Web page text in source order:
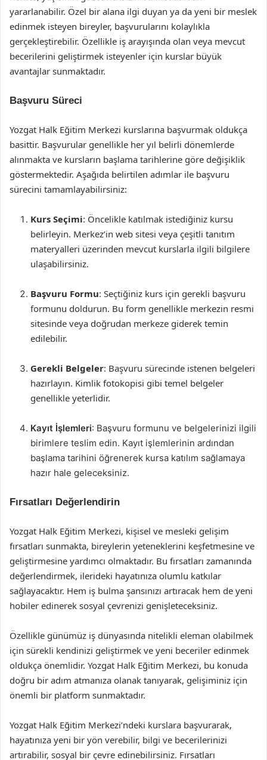
yararlanabilir. Özel bir alana ilgi duyan ya da yeni bir meslek
edinmek isteyen bireyler, başvurularını kolaylıkla
gerçekleştirebilir. Özellikle iş arayışında olan veya mevcut
becerilerini geliştirmek isteyenler için kurslar büyük
avantajlar sunmaktadır.
Başvuru Süreci
Yozgat Halk Eğitim Merkezi kurslarına başvurmak oldukça
basittir. Başvurular genellikle her yıl belirli dönemlerde
alınmakta ve kursların başlama tarihlerine göre değişiklik
göstermektedir. Aşağıda belirtilen adımlar ile başvuru
sürecini tamamlayabilirsiniz:
Kurs Seçimi: Öncelikle katılmak istediğiniz kursu
belirleyin. Merkez’in web sitesi veya çeşitli tanıtım
materyalleri üzerinden mevcut kurslarla ilgili bilgilere
ulaşabilirsiniz.
Başvuru Formu: Seçtiğiniz kurs için gerekli başvuru
formunu doldurun. Bu form genellikle merkezin resmi
sitesinde veya doğrudan merkeze giderek temin
edilebilir.
Gerekli Belgeler: Başvuru sürecinde istenen belgeleri
hazırlayın. Kimlik fotokopisi gibi temel belgeler
genellikle yeterlidir.
Kayıt İşlemleri: Başvuru formunu ve belgelerinizi ilgili
birimlere teslim edin. Kayıt işlemlerinin ardından
başlama tarihini öğrenerek kursa katılım sağlamaya
hazır hale geleceksiniz.
Fırsatları Değerlendirin
Yozgat Halk Eğitim Merkezi, kişisel ve mesleki gelişim
fırsatları sunmakta, bireylerin yeteneklerini keşfetmesine ve
geliştirmesine yardımcı olmaktadır. Bu fırsatları zamanında
değerlendirmek, ilerideki hayatınıza olumlu katkılar
sağlayacaktır. Hem iş bulma şansınızı artıracak hem de yeni
hobiler edinerek sosyal çevrenizi genişleteceksiniz.
Özellikle günümüz iş dünyasında nitelikli eleman olabilmek
için sürekli kendinizi geliştirmek ve yeni beceriler edinmek
oldukça önemlidir. Yozgat Halk Eğitim Merkezi, bu konuda
doğru bir adım atmanıza olanak tanıyarak, gelişiminiz için
önemli bir platform sunmaktadır.
Yozgat Halk Eğitim Merkezi’ndeki kurslara başvurarak,
hayatınıza yeni bir yön verebilir, bilgi ve becerilerinizi
artırabilir, sosyal bir çevre edinebilirsiniz. Fırsatları